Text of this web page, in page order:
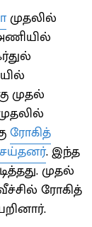
முதலில்
முதல்
ரோகித்
. இந்த
முதல்
ரோகித்